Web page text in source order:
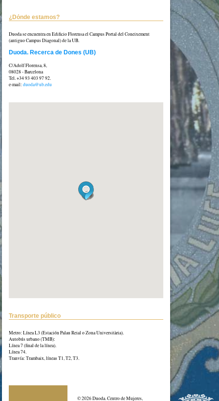
¿Dónde estamos?
Duoda se encuentra en Edificio Florensa el Campus Portal del Coneixement
(antiguo Campus Diagonal) de la UB.
Duoda. Recerca de Dones (UB)
C/Adolf Florensa, 8,
08028 - Barcelona
Tel. +34 93 403 97 92.
e-mail:duoda@ub.edu
Transporte público
Metro: Línea L3 (Estación Palau Reial o Zona Universitària).
Autobús urbano (TMB):
Línea 7 (final de la línea).
Línea 74.
Tranvía: Trambaix, líneas T1, T2, T3.
© 2026 Duoda. Centro de Mujeres,